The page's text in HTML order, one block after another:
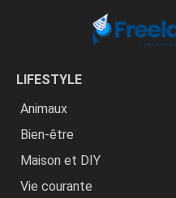
LIFESTYLE
Animaux
Bien-être
Maison et DIY
Vie courante